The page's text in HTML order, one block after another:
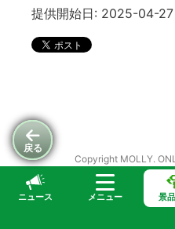
ニュース メニュー 景
戻る
提供開始日: 2025-04-
Copyright MOLLY.